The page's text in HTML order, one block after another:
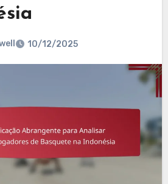
10/12/2025